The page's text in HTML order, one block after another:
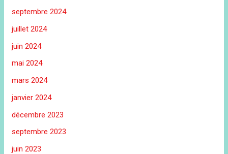
septembre 2024
juillet 2024
juin 2024
mai 2024
mars 2024
janvier 2024
décembre 2023
septembre 2023
juin 2023